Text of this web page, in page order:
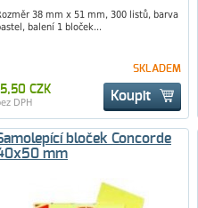
38 mm x 51 mm, 300 listů, barva
balení 1 bloček...
Koupit
SKLADEM
CZK
DPH
bloček Concorde
mm